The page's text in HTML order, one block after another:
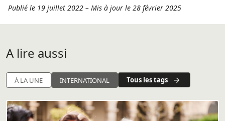
Publié le 19 juillet 2022 – Mis à jour le 28 février 2025
A lire aussi
À LA UNE INTERNATIONAL Tous les tags